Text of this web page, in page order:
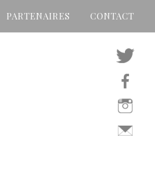
PARTENAIRES CONTACT